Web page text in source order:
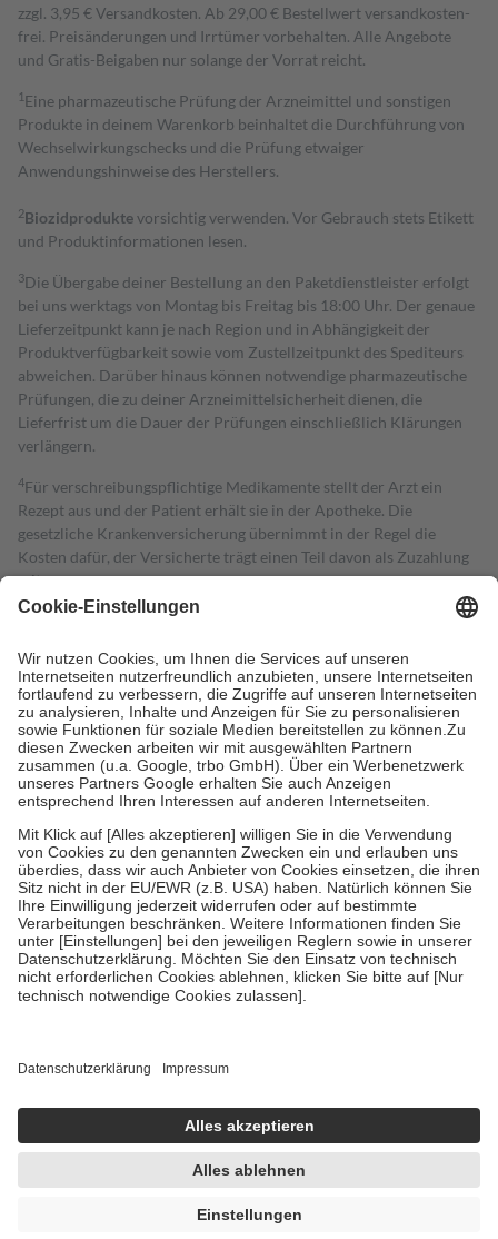
zzgl. 3,95 € Versandkosten. Ab 29,00 € Bestell­wert versand­kosten­
frei. Preisänderungen und Irrtümer vorbehalten. Alle Angebote
und Gratis-Beigaben nur solange der Vorrat reicht.
1 Eine pharmazeutische Prüfung der Arzneimittel und sonstigen
Produkte in deinem Warenkorb beinhaltet die Durchführung von
Wechselwirkungschecks und die Prüfung etwaiger
Anwendungshinweise des Herstellers.
2Biozidproduktevorsichtig verwenden. Vor Gebrauch stets Etikett
und Produktinformationen lesen.
3Die Übergabe deiner Bestellung an den Paketdienstleister erfolgt
bei uns werktags von Montag bis Freitag bis 18:00 Uhr. Der genaue
Lieferzeitpunkt kann je nach Region und in Abhängigkeit der
Produktverfügbarkeit sowie vom Zustellzeitpunkt des Spediteurs
abweichen. Darüber hinaus können notwendige pharmazeutische
Prüfungen, die zu deiner Arzneimittelsicherheit dienen, die
Lieferfrist um die Dauer der Prüfungen einschließlich Klärungen
verlängern.
4Für verschreibungspflichtige Medikamente stellt der Arzt ein
Rezept aus und der Patient erhält sie in der Apotheke. Die
gesetzliche Krankenversicherung übernimmt in der Regel die
Kosten dafür, der Versicherte trägt einen Teil davon als Zuzahlung
mit.
Grundsätzlich leisten Mitglieder Zuzahlungen in Höhe von zehn
höchstens zehn Euro.
Es sind jedoch nie mehr als die tatsächlichen
Kosten der Leistung zu entrichten.
Diese Regeln gelten grundsätzlich auch für Online-Apotheken.
Bei Heilmitteln und häuslicher Krankenpflege beträgt die
Zuzahlung zehn Prozent der Kosten sowie zehn Euro je
Verordnung.
Um das Engagement der Versicherten für ihre eigene Gesundheit zu
stärken und die besondere Stellung der Familie zu unterstützen,
fallenkeine Zuzahlungenan bei:
• Kindern und Jugendlichen bis zum vollendeten 18. Lebensjahr
mit Ausnahme der Fahrkosten
• Untersuchungen zur Vorsorge und Früherkennung, die von der
GKV getragen werden
• empfohlenen Schutzimpfungen
• Harn- und Blutteststreifen
getroffen, um sicherzustellen, dass es sich um echte Bewertungen
https://help.etrusted.com/hc/de/articles/4419944605341
Einige Bilder und Inhalte wurden unter Zuhilfenahme künstlicher